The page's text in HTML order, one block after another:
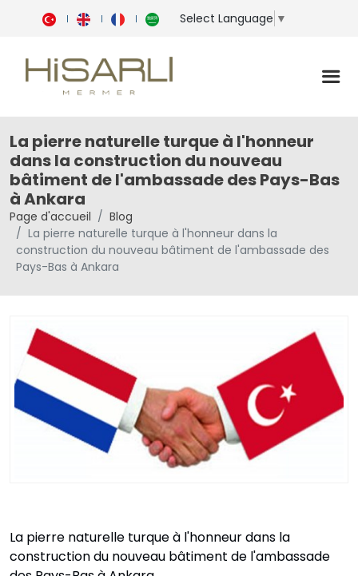
Select Language ▼
La pierre naturelle turque à l'honneur
dans la construction du nouveau
bâtiment de l'ambassade des Pays-Bas
à Ankara
Page d'accueil
Blog
La pierre naturelle turque à l'honneur dans la
construction du nouveau bâtiment de l'ambassade des
Pays-Bas à Ankara
La pierre naturelle turque à l'honneur dans la
construction du nouveau bâtiment de l'ambassade